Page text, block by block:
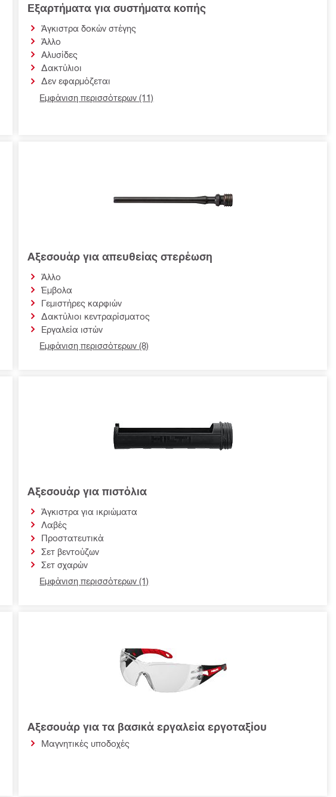
Εξαρτήματα για συστήματα κοπής
Άγκιστρα δοκών στέγης
Άλλο
Αλυσίδες
Δακτύλιοι
Δεν εφαρμόζεται
Εμφάνιση περισσότερων (11)
Αξεσουάρ για απευθείας στερέωση
Άλλο
Έμβολα
Γεμιστήρες καρφιών
Δακτύλιοι κεντραρίσματος
Εργαλεία ιστών
Εμφάνιση περισσότερων (8)
Αξεσουάρ για πιστόλια
Άγκιστρα για ικριώματα
Λαβές
Προστατευτικά
Σετ βεντούζων
Σετ σχαρών
Εμφάνιση περισσότερων (1)
Αξεσουάρ για τα βασικά εργαλεία εργοταξίου
Μαγνητικές υποδοχές